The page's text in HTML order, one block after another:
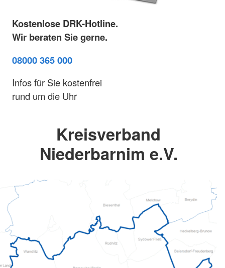
Kostenlose DRK-Hotline.
Wir beraten Sie gerne.
08000 365 000
Infos für Sie kostenfrei
rund um die Uhr
Kreisverband
Niederbarnim e.V.